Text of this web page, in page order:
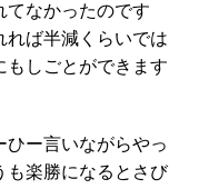
てなかったのです
れば半減くらいでは
もしごとができます
ー言いながらやっ
も楽勝になるとさび